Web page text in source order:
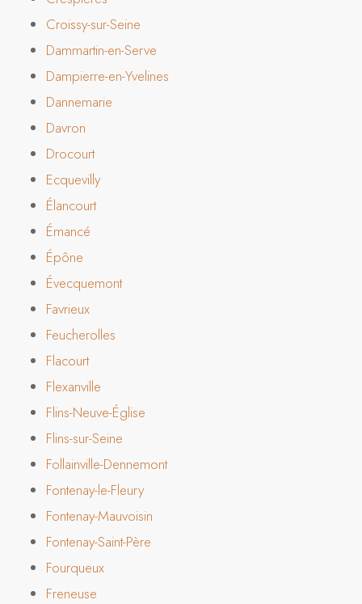
Croissy-sur-Seine
Dammartin-en-Serve
Dampierre-en-Yvelines
Dannemarie
Davron
Drocourt
Ecquevilly
Élancourt
Émancé
Épône
Évecquemont
Favrieux
Feucherolles
Flacourt
Flexanville
Flins-Neuve-Église
Flins-sur-Seine
Follainville-Dennemont
Fontenay-le-Fleury
Fontenay-Mauvoisin
Fontenay-Saint-Père
Fourqueux
Freneuse